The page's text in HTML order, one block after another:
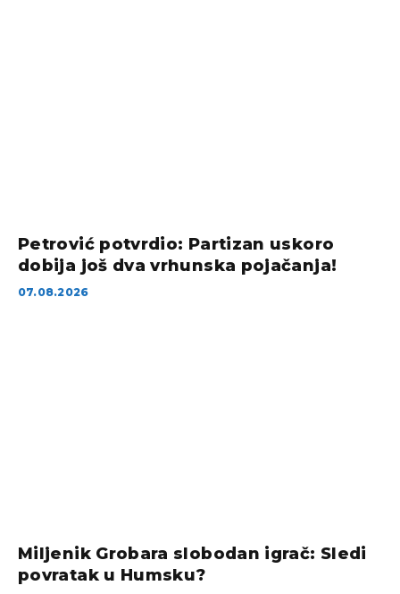
Petrović potvrdio: Partizan uskoro
dobija još dva vrhunska pojačanja!
07.08.2026
Miljenik Grobara slobodan igrač: Sledi
povratak u Humsku?